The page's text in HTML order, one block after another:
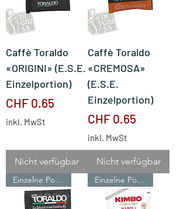
Caffè Toraldo
«ORIGINI» (E.S.E.
Einzelportion)
Preis
CHF 0.65
inkl. MwSt
Nicht verfügbar
Caffè Toraldo
«CREMOSA»
(E.S.E.
Einzelportion)
Preis
CHF 0.65
inkl. MwSt
Nicht verfügbar
Einzelne Portionen Einzelne Portionen